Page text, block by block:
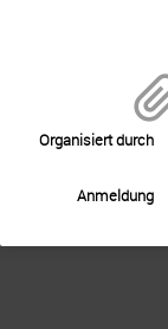
Organisiert durch
Anmeldung